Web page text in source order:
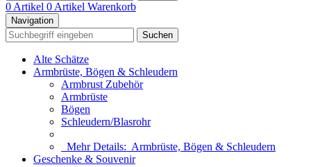
0 Artikel 0 Artikel Warenkorb
Navigation
Suchen
Alte Schätze
Armbrüste, Bögen & Schleudern
Armbrust Zubehör
Armbrüste
Bögen
Schleudern/Blasrohr
Mehr Details: Armbrüste, Bögen & Schleudern
Geschenke & Souvenir